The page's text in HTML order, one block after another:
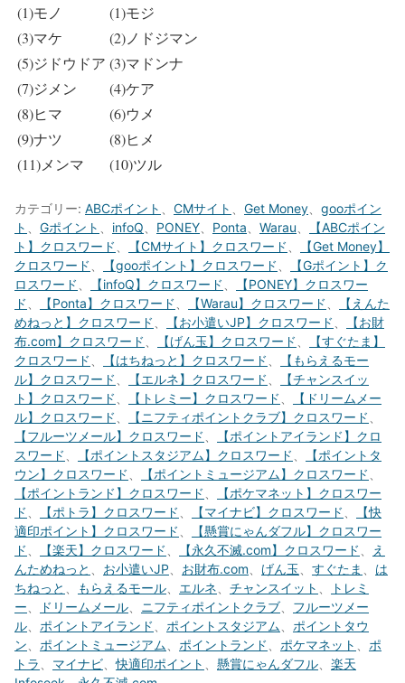
(1)モノ
(3)マケ
(5)ジドウドア
(7)ジメン
(8)ヒマ
(9)ナツ
(11)メンマ
(1)モジ
(2)ノドジマン
(3)マドンナ
(4)ケア
(6)ウメ
(8)ヒメ
(10)ツル
カテゴリー: ABCポイント CMサイト Get Money
gooポイン
ト
Gポイント infoQ PONEY Ponta Warau
【ABCポイン
ト】クロスワード
【CMサイト】クロスワード
【Get Money】
クロスワード
【gooポイント】クロスワード
【Gポイント】ク
ロスワード
【infoQ】クロスワード
【PONEY】クロスワー
ド
【Ponta】クロスワード 【Warau】クロスワード
【えんた
めねっと】クロスワード
【お小遣いJP】クロスワード
【お財
布.com】クロスワード
【げん玉】クロスワード
【すぐたま】
クロスワード
【はちねっと】クロスワード
【もらえるモー
ル】クロスワード
【エルネ】クロスワード
【チャンスイッ
ト】クロスワード
【トレミー】クロスワード
【ドリームメー
ル】クロスワード
【ニフティポイントクラブ】クロスワード
【フルーツメール】クロスワード
【ポイントアイランド】クロ
スワード
【ポイントスタジアム】クロスワード
【ポイントタ
ウン】クロスワード
【ポイントミュージアム】クロスワード
【ポイントランド】クロスワード
【ポケマネット】クロスワー
ド
【ポトラ】クロスワード 【マイナビ】クロスワード
【快
適印ポイント】クロスワード
【懸賞にゃんダフル】クロスワー
ド
【楽天】クロスワード 【永久不滅.com】クロスワード
え
んためねっと
お小遣いJP お財布.com げん玉 すぐたま
は
ちねっと
もらえるモール エルネ チャンスイット
トレミ
ー
ドリームメール ニフティポイントクラブ
フルーツメー
ル
ポイントアイランド ポイントスタジアム
ポイントタウ
ン
ポイントミュージアム ポイントランド ポケマネット
ポ
トラ
マイナビ 、快適印ポイント 懸賞にゃんダフル
楽天